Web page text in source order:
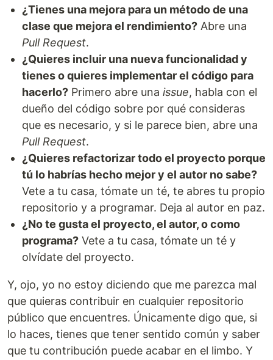
¿Tienes una mejora para un método de una
clase que mejora el rendimiento? Abre una
Pull Request.
¿Quieres incluir una nueva funcionalidad y
tienes o quieres implementar el código para
hacerlo? Primero abre una issue, habla con el
dueño del código sobre por qué consideras
que es necesario, y si le parece bien, abre una
Pull Request.
¿Quieres refactorizar todo el proyecto porque
tú lo habrías hecho mejor y el autor no sabe?
Vete a tu casa, tómate un té, te abres tu propio
repositorio y a programar. Deja al autor en paz.
¿No te gusta el proyecto, el autor, o como
programa? Vete a tu casa, tómate un té y
olvídate del proyecto.
Y, ojo, yo no estoy diciendo que me parezca mal
que quieras contribuir en cualquier repositorio
público que encuentres. Únicamente digo que, si
lo haces, tienes que tener sentido común y saber
que tu contribución puede acabar en el limbo. Y